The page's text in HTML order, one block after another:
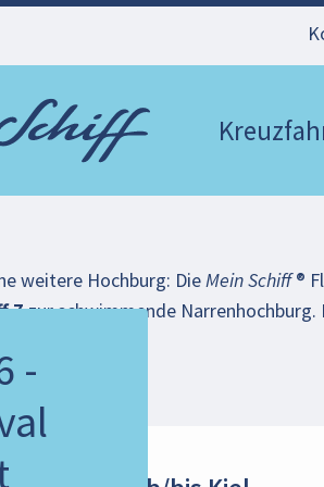
-
weitere Hochburg: DieMein Schiff®
7zur schwimmende Narrenhochburg.